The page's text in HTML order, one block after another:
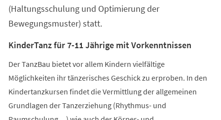
(Haltungsschulung und Optimierung der
Bewegungsmuster) statt.
KinderTanz für 7-11 Jährige mit Vorkenntnissen
Der TanzBau bietet vor allem Kindern vielfältige
Möglichkeiten ihr tänzerisches Geschick zu erproben. In den
Kindertanzkursen findet die Vermittlung der allgemeinen
Grundlagen der Tanzerziehung (Rhythmus- und